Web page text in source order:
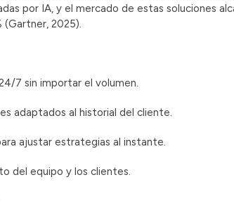
por IA, y el mercado de estas soluciones
(Gartner, 2025).
7 sin importar el volumen.
adaptados al historial del cliente.
ajustar estrategias al instante.
del equipo y los clientes.